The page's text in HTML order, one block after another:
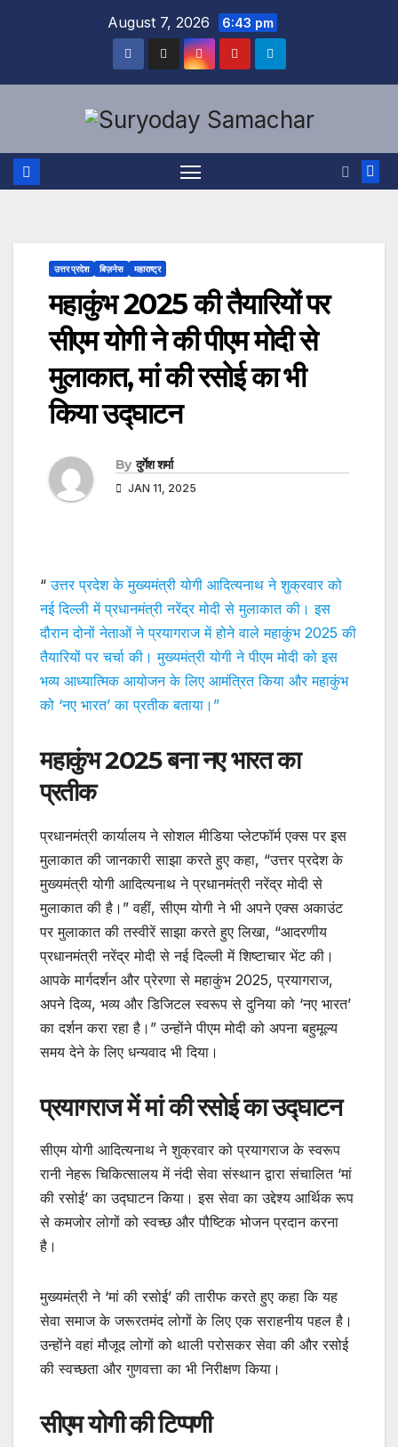
August 7, 2026 6:43 pm
उत्तर प्रदेश बिज़नेस महाराष्ट्र
महाकुंभ 2025 की तैयारियों पर
सीएम योगी ने की पीएम मोदी से
मुलाकात, मां की रसोई का भी
किया उद्घाटन
By दुर्गेश शर्मा
JAN 11, 2025
“ उत्तर प्रदेश के मुख्यमंत्री योगी आदित्यनाथ ने शुक्रवार को
नई दिल्ली में प्रधानमंत्री नरेंद्र मोदी से मुलाकात की। इस
दौरान दोनों नेताओं ने प्रयागराज में होने वाले महाकुंभ 2025 की
तैयारियों पर चर्चा की। मुख्यमंत्री योगी ने पीएम मोदी को इस
भव्य आध्यात्मिक आयोजन के लिए आमंत्रित किया और महाकुंभ
को ‘नए भारत’ का प्रतीक बताया।”
महाकुंभ 2025 बना नए भारत का
प्रतीक
प्रधानमंत्री कार्यालय ने सोशल मीडिया प्लेटफॉर्म एक्स पर इस
मुलाकात की जानकारी साझा करते हुए कहा, “उत्तर प्रदेश के
मुख्यमंत्री योगी आदित्यनाथ ने प्रधानमंत्री नरेंद्र मोदी से
मुलाकात की है।” वहीं, सीएम योगी ने भी अपने एक्स अकाउंट
पर मुलाकात की तस्वीरें साझा करते हुए लिखा, “आदरणीय
प्रधानमंत्री नरेंद्र मोदी से नई दिल्ली में शिष्टाचार भेंट की।
आपके मार्गदर्शन और प्रेरणा से महाकुंभ 2025, प्रयागराज,
अपने दिव्य, भव्य और डिजिटल स्वरूप से दुनिया को ‘नए भारत’
का दर्शन करा रहा है।” उन्होंने पीएम मोदी को अपना बहुमूल्य
समय देने के लिए धन्यवाद भी दिया।
प्रयागराज में मां की रसोई का उद्घाटन
सीएम योगी आदित्यनाथ ने शुक्रवार को प्रयागराज के स्वरूप
रानी नेहरू चिकित्सालय में नंदी सेवा संस्थान द्वारा संचालित ‘मां
की रसोई’ का उद्घाटन किया। इस सेवा का उद्देश्य आर्थिक रूप
से कमजोर लोगों को स्वच्छ और पौष्टिक भोजन प्रदान करना
है।
मुख्यमंत्री ने ‘मां की रसोई’ की तारीफ करते हुए कहा कि यह
सेवा समाज के जरूरतमंद लोगों के लिए एक सराहनीय पहल है।
उन्होंने वहां मौजूद लोगों को थाली परोसकर सेवा की और रसोई
की स्वच्छता और गुणवत्ता का भी निरीक्षण किया।
सीएम योगी की टिप्पणी